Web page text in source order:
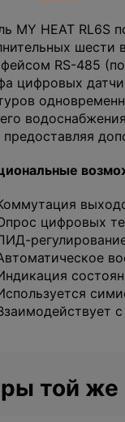
MY HEAT RL6S
шести
RS-485
цифровых
предоставляя
цифровых
той же